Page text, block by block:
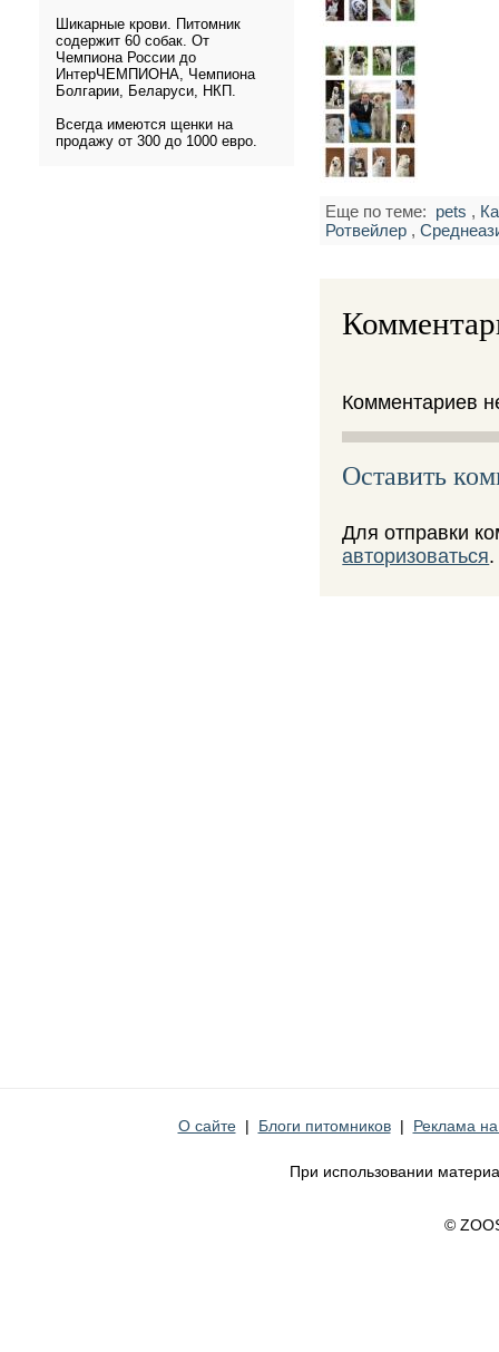
Шикарные крови. Питомник
содержит 60 собак. От
Чемпиона России до
ИнтерЧЕМПИОНА, Чемпиона
Болгарии, Беларуси, НКП.
Всегда имеются щенки на
продажу от 300 до 1000 евро.
Еще по теме: pets ,
Ротвейлер ,
Комментариев
Оставить
Для отправки
авторизоваться.
О сайте| Блоги питомников| Реклама
При использовании
©